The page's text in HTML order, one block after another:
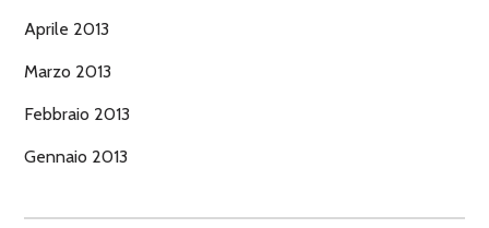
Aprile 2013
Marzo 2013
Febbraio 2013
Gennaio 2013